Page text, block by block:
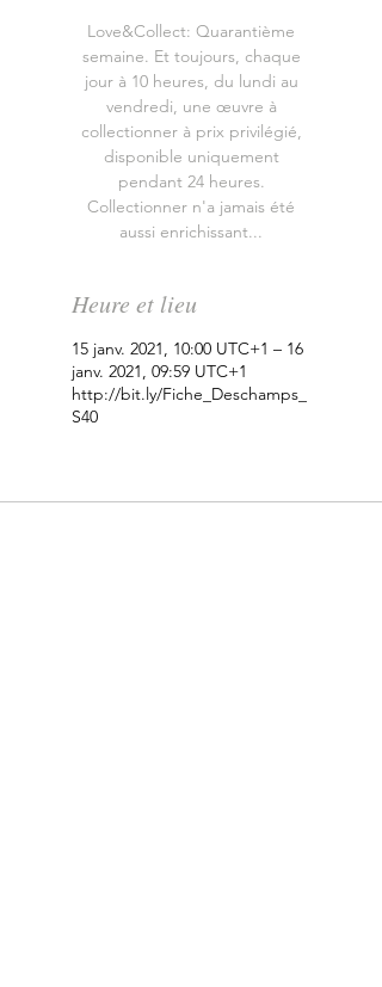
Love&Collect: Quarantième
semaine. Et toujours, chaque
jour à 10 heures, du lundi au
vendredi, une œuvre à
collectionner à prix privilégié,
disponible uniquement
pendant 24 heures.
Collectionner n'a jamais été
aussi enrichissant...
Heure et lieu
15 janv. 2021, 10:00 UTC+1 – 16
janv. 2021, 09:59 UTC+1
http://bit.ly/Fiche_Deschamps_
S40